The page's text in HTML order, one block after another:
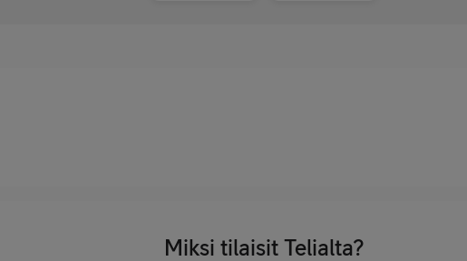
Miksi tilaisit Telialta?